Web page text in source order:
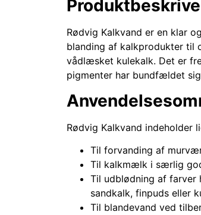
Rødvig Kalkvand er en klar
blanding af kalkprodukter til
vådlæsket kulekalk. Det er
pigmenter har bundfældet
Rødvig Kalkvand indeholder
Til forvanding af
Til kalkmælk i særlig
Til udblødning af
sandkalk, finpuds eller
Til blandevand ved